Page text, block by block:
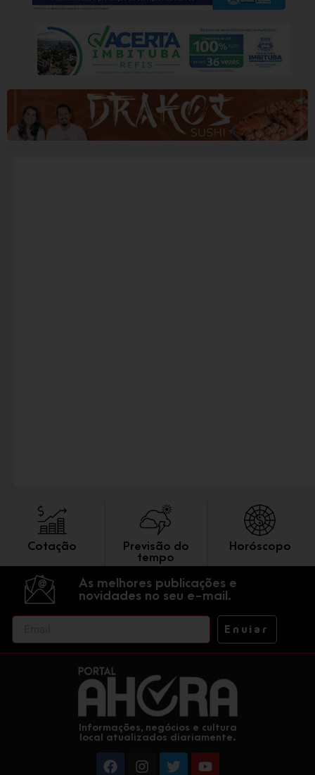
Cotação
Previsão do
tempo
Horóscopo
As melhores publicações e
novidades no seu e-mail.
Enviar
Informações, negócios e cultura
local atualizados diariamente.